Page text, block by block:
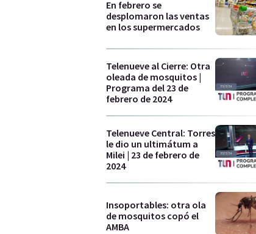
En febrero se
desplomaron las ventas
en los supermercados
Telenueve al Cierre: Otra
oleada de mosquitos |
Programa del 23 de
febrero de 2024
Telenueve Central: Torres
le dio un ultimátum a
Milei | 23 de febrero de
2024
Insoportables: otra ola
de mosquitos copó el
AMBA